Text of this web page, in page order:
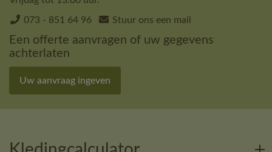
073 - 851 64 96 Stuur ons een mail
Een offerte aanvragen of uw gegevens
achterlaten
Uw aanvraag ingeven